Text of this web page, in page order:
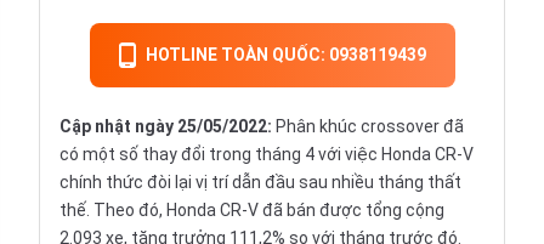
HOTLINE TOÀN QUỐC: 0938119439
Cập nhật ngày 25/05/2022: Phân khúc crossover đã
có một số thay đổi trong tháng 4 với việc Honda CR-V
chính thức đòi lại vị trí dẫn đầu sau nhiều tháng thất
thế. Theo đó, Honda CR-V đã bán được tổng cộng
2.093 xe, tăng trưởng 111,2% so với tháng trước đó.